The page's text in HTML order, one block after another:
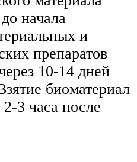
начала
и
препаратов
10-14 дней
биоматериал
3 часа после